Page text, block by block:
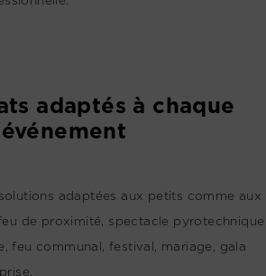
adaptés à chaque
événement
adaptées aux petits comme aux
de proximité, spectacle pyrotechnique
feu communal, festival, mariage, gala